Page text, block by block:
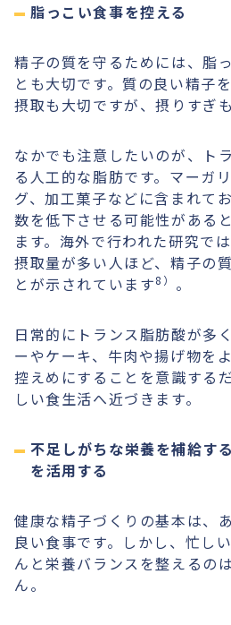
脂っこい食事を控える
精子の質を守るためには、脂
とも大切です。質の良い精子
摂取も大切ですが、摂りすぎ
なかでも注意したいのが、ト
る人工的な脂肪です。マーガ
グ、加工菓子などに含まれて
数を低下させる可能性がある
ます。海外で行われた研究で
摂取量が多い人ほど、精子の
とが示されています8） 。
日常的にトランス脂肪酸が多
ーやケーキ、牛肉や揚げ物を
控えめにすることを意識する
しい食生活へ近づきます。
不足しがちな栄養を補給す
を活用する
健康な精子づくりの基本は、
良い食事です。しかし、忙し
んと栄養バランスを整えるの
ん。